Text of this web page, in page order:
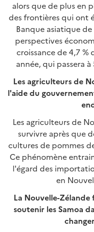
alors que de plus en
des frontières qui ont
Banque asiatique
perspectives
croissance de 4,7
année, qui passera
Les agriculteurs de
l'aide du
Les agriculteurs de
survivre après que
cultures de pommes
Ce phénomène
l'égard des
en
La Nouvelle-
soutenir les Samoa